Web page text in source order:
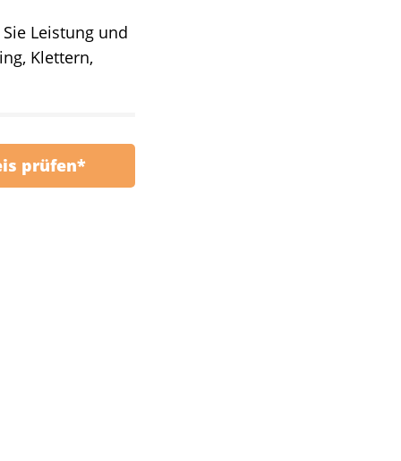
Leistung und
Klettern,
prüfen*